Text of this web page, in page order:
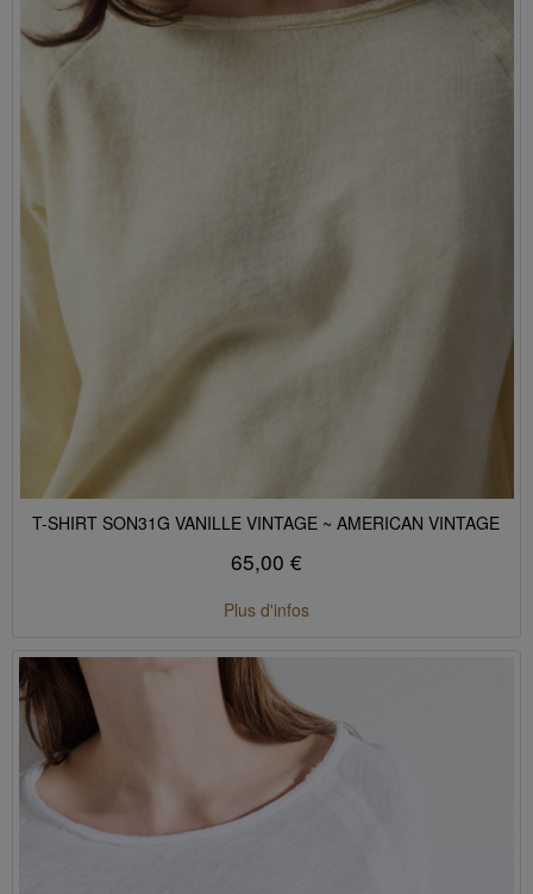
T-SHIRT SON31G VANILLE VINTAGE ~ AMERICAN VINTAGE
65,00 €
Plus d'infos